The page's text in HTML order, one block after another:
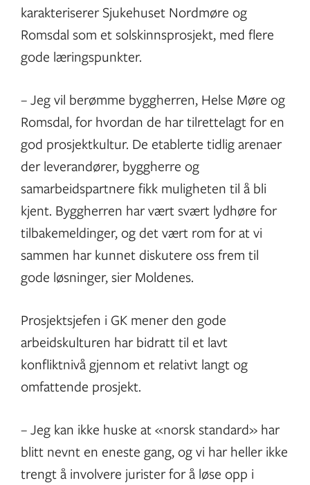
karakteriserer Sjukehuset Nordmøre og
Romsdal som et solskinnsprosjekt, med flere
gode læringspunkter.
– Jeg vil berømme byggherren, Helse Møre og
Romsdal, for hvordan de har tilrettelagt for en
god prosjektkultur. De etablerte tidlig arenaer
der leverandører, byggherre og
samarbeidspartnere fikk muligheten til å bli
kjent. Byggherren har vært svært lydhøre for
tilbakemeldinger, og det vært rom for at vi
sammen har kunnet diskutere oss frem til
gode løsninger, sier Moldenes.
Prosjektsjefen i GK mener den gode
arbeidskulturen har bidratt til et lavt
konfliktnivå gjennom et relativt langt og
omfattende prosjekt.
– Jeg kan ikke huske at «norsk standard» har
blitt nevnt en eneste gang, og vi har heller ikke
trengt å involvere jurister for å løse opp i